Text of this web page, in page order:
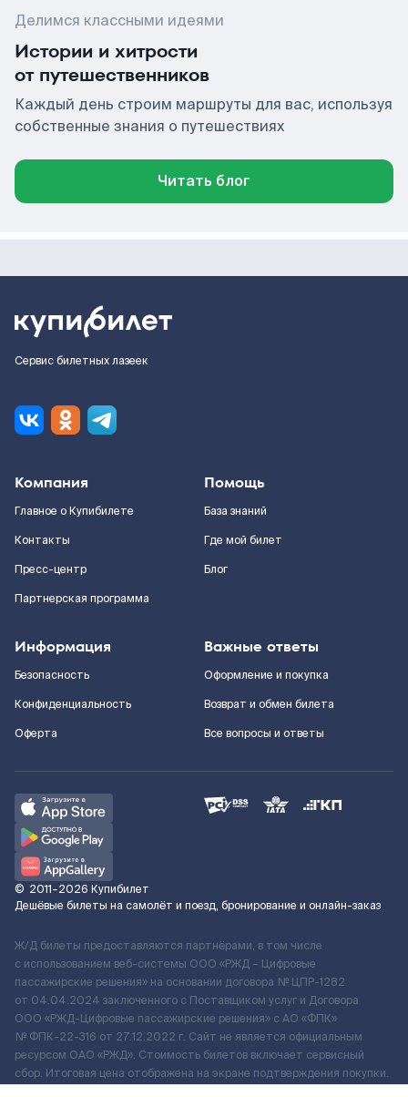
Делимся классными идеями
Истории и хитрости
от путешественников
Каждый день строим маршруты для вас, используя
собственные знания о путешествиях
Читать блог
Сервис билетных лазеек
Компания
Главное о Купибилете
Контакты
Пресс-центр
Партнерская программа
Помощь
База знаний
Где мой билет
Блог
Информация
Безопасность
Конфиденциальность
Оферта
Важные ответы
Оформление и покупка
Возврат и обмен билета
Все вопросы и ответы
© 2011–2026 Купибилет
Дешёвые билеты на самолёт и поезд, бронирование и онлайн-заказ
Ж/Д билеты предоставляются партнёрами, в том числе
с использованием веб-системы ООО «РЖД – Цифровые
пассажирские решения» на основании договора № ЦПР-1282
от 04.04.2024 заключенного с Поставщиком услуг и Договора
ООО «РЖД-Цифровые пассажирские решения» c АО «ФПК»
№ ФПК-22-316 от 27.12.2022 г. Сайт не является официальным
ресурсом ОАО «РЖД». Стоимость билетов включает сервисный
сбор. Итоговая цена отображена на экране подтверждения покупки.